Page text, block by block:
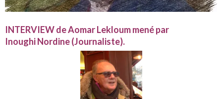
INTERVIEW de Aomar Lekloum mené par
Inoughi Nordine (Journaliste).